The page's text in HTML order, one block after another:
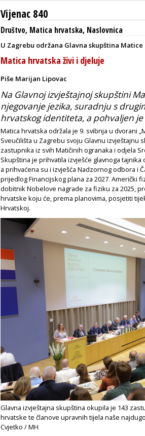
Vijenac 840
Društvo, Matica hrvatska, Naslovnica
U Zagrebu održana Glavna skupština Matice
Matica hrvatska živi i djeluje
Piše Marijan Lipovac
Na Glavnoj izvještajnoj skupštini
njegovanje jezika, suradnju s
hrvatskog identiteta, a pohvaljen
Matica hrvatska održala je 9. svibnja u dvorani
Sveučilišta u Zagrebu svoju Glavnu izvještajnu
zastupnika iz svih Matičinih ogranaka i odjela
Skupština je prihvatila izvješće glavnoga tajnika
a prihvaćena su i izvješća Nadzornog odbora i
prijedlog Financijskog plana za 2027. Američki
dobitnik Nobelove nagrade za fiziku za 2025,
hrvatske koju će, prema planovima, posjetiti
Hrvatskoj.
Glavna izvještajna skupština okupila je 143
hrvatske te članove upravnih tijela naše
Cvjetko / MH